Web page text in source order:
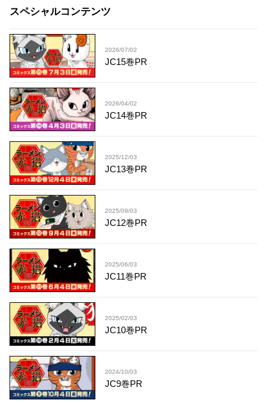
スペシャルコンテンツ
2026/07/02
JC15巻PR
2026/04/02
JC14巻PR
2025/12/03
JC13巻PR
2025/09/03
JC12巻PR
2025/06/03
JC11巻PR
2025/02/03
JC10巻PR
2024/10/03
JC9巻PR